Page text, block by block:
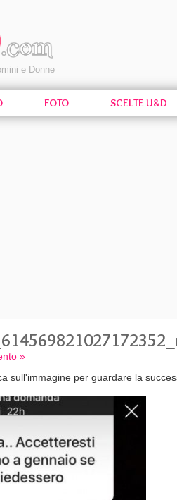
e Donne
FOTO SCELTE U&D
»
sull'immagine per guardare la